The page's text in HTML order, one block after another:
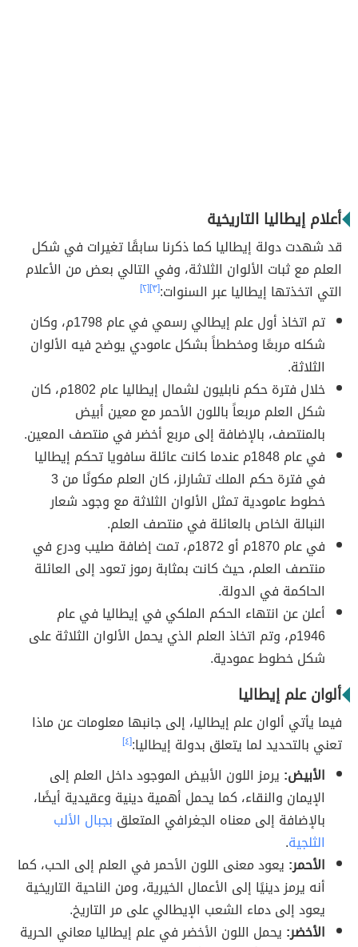
أعلام إيطاليا التاريخية
قد شهدت دولة إيطاليا كما ذكرنا سابقًا تغيرات في شكل
العلم مع ثبات الألوان الثلاثة، وفي التالي بعض من الأعلام
التي اتخذتها إيطاليا عبر السنوات:[٣] [٢]
تم اتخاذ أول علم إيطالي رسمي في عام 1798م، وكان
شكله مربعًا ومخططاً بشكل عامودي يوضح فيه الألوان
الثلاثة.
خلال فترة حكم نابليون لشمال إيطاليا عام 1802م، كان
شكل العلم مربعاً باللون الأحمر مع معين أبيض
بالمنتصف، بالإضافة إلى مربع أخضر في منتصف المعين.
في عام 1848م عندما كانت عائلة سافويا تحكم إيطاليا
في فترة حكم الملك تشارلز، كان العلم مكونًا من 3
خطوط عامودية تمثل الألوان الثلاثة مع وجود شعار
النبالة الخاص بالعائلة في منتصف العلم.
في عام 1870م أو 1872م، تمت إضافة صليب ودرع في
منتصف العلم، حيث كانت بمثابة رموز تعود إلى العائلة
الحاكمة في الدولة.
أعلن عن انتهاء الحكم الملكي في إيطاليا في عام
1946م، وتم اتخاذ العلم الذي يحمل الألوان الثلاثة على
شكل خطوط عمودية.
ألوان علم إيطاليا
فيما يأتي ألوان علم إيطاليا، إلى جانبها معلومات عن ماذا
تعني بالتحديد لما يتعلق بدولة إيطاليا:[٤]
الأبيض: يرمز اللون الأبيض الموجود داخل العلم إلى
الإيمان والنقاء، كما يحمل أهمية دينية وعقيدية أيضًا،
بالإضافة إلى معناه الجغرافي المتعلق بجبال الألب
الثلجية.
الأحمر: يعود معنى اللون الأحمر في العلم إلى الحب، كما
أنه يرمز دينيًا إلى الأعمال الخيرية، ومن الناحية التاريخية
يعود إلى دماء الشعب الإيطالي على مر التاريخ.
الأخضر: يحمل اللون الأخضر في علم إيطاليا معاني الحرية